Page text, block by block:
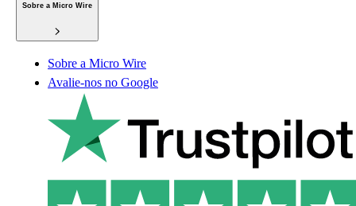
Sobre a Micro Wire
Sobre a Micro Wire
Avalie-nos no Google